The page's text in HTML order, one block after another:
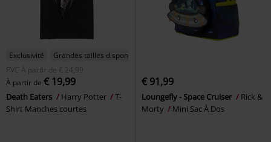
Exclusivité
Grandes tailles disponibles
PVC
À partir de € 24,99
À partir de € 19,99
Death Eaters Harry Potter
T-
Shirt Manches courtes
€ 91,99
Loungefly - Space Cruiser
Rick &
Morty
Mini Sac À Dos